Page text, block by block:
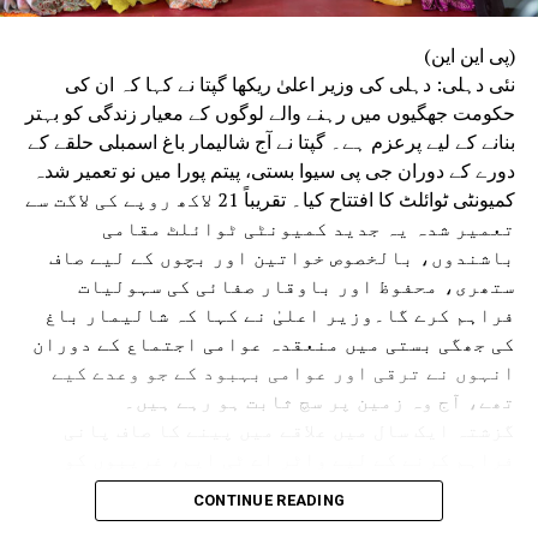
(پی این این)
نئی دہلی: دہلی کی وزیر اعلیٰ ریکھا گپتا نے کہا کہ ان کی
حکومت جھگیوں میں رہنے والے لوگوں کے معیار زندگی کو بہتر
بنانے کے لیے پرعزم ہے۔ گپتا نے آج شالیمار باغ اسمبلی حلقے کے
دورے کے دوران جی پی سیوا بستی، پیتم پورا میں نو تعمیر شدہ
کمیونٹی ٹوائلٹ کا افتتاح کیا۔ تقریباً 21 لاکھ روپے کی لاگت سے
تعمیر شدہ یہ جدید کمیونٹی ٹوائلٹ مقامی
باشندوں، بالخصوص خواتین اور بچوں کے لیے صاف
ستھری، محفوظ اور باوقار صفائی کی سہولیات
فراہم کرے گا۔وزیر اعلیٰ نے کہا کہ شالیمار باغ
کی جھگی بستی میں منعقدہ عوامی اجتماع کے دوران
انہوں نے ترقی اور عوامی بہبود کے جو وعدے کیے
تھے، آج وہ زمین پر سچ ثابت ہو رہے ہیں۔
سستا اور تغذیہ بخش کھانا فراہم کرنے کے لیے اٹل
کینٹین، پانی کی نئی پائپ لائن، سی سی ٹی وی
CONTINUE READING